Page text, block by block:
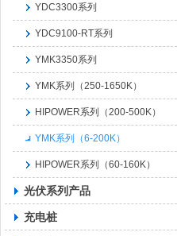
YDC3300系列
YDC9100-RT系列
YMK3350系列
YMK系列（250-1650K）
HIPOWER系列（200-500K）
YMK系列（6-200K）
HIPOWER系列（60-160K）
光伏系列产品
充电桩